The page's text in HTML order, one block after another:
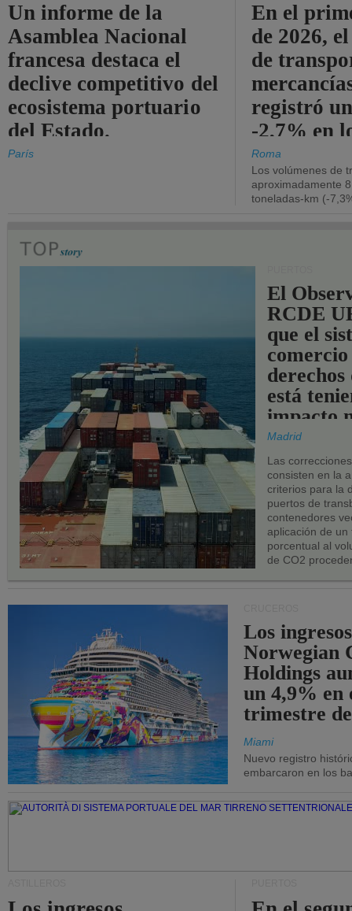
Un informe de la
Asamblea Nacional
francesa destaca el
declive competitivo del
ecosistema portuario
del Estado.
París
En el
de 2026,
de
registró
-2,7% en
Roma
Los volúmenes de
aproximadamente
toneladas-km (-
El
RCDE
que el
comercio
derechos
está
impacto
los
UE.
Madrid
Las
consisten en la
criterios para la
puertos de
contenedores
aplicación de
porcentual al
de CO2
Los
Norwegian
Holdings
un 4,9% en
trimestre
Miami
Nuevo registro
embarcaron en los